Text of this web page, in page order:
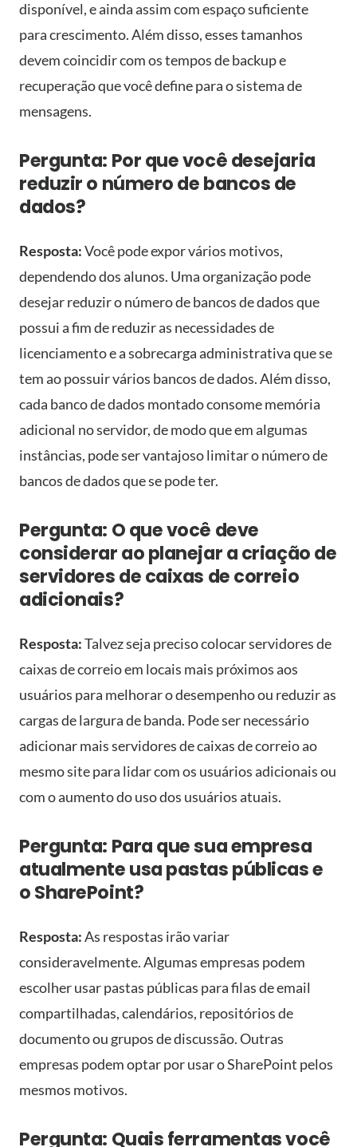
disponível, e ainda assim com espaço suficiente
para crescimento. Além disso, esses tamanhos
devem coincidir com os tempos de backup e
recuperação que você define para o sistema de
mensagens.
Pergunta: Por que você desejaria
reduzir o número de bancos de
dados?
Resposta:Você pode expor vários motivos,
dependendo dos alunos. Uma organização pode
desejar reduzir o número de bancos de dados que
possui a fim de reduzir as necessidades de
licenciamento e a sobrecarga administrativa que se
tem ao possuir vários bancos de dados. Além disso,
cada banco de dados montado consome memória
adicional no servidor, de modo que em algumas
instâncias, pode ser vantajoso limitar o número de
bancos de dados que se pode ter.
Pergunta: O que você deve
considerar ao planejar a criação de
servidores de caixas de correio
adicionais?
Resposta:Talvez seja preciso colocar servidores de
caixas de correio em locais mais próximos aos
usuários para melhorar o desempenho ou reduzir as
cargas de largura de banda. Pode ser necessário
adicionar mais servidores de caixas de correio ao
mesmo site para lidar com os usuários adicionais ou
com o aumento do uso dos usuários atuais.
Pergunta: Para que sua empresa
atualmente usa pastas públicas e
o SharePoint?
Resposta:As respostas irão variar
consideravelmente. Algumas empresas podem
escolher usar pastas públicas para filas de email
compartilhadas, calendários, repositórios de
documento ou grupos de discussão. Outras
empresas podem optar por usar o SharePoint pelos
mesmos motivos.
Pergunta: Quais ferramentas você